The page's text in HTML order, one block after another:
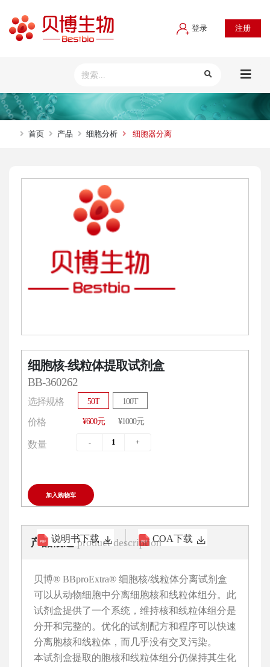
登录 注册
首页 产品 细胞分析 细胞器分离
细胞核-线粒体提取试剂盒
BB-360262
选择规格 50T 100T
价格 ¥600元 ¥1000元
数量
加入购物车
说明书下载 COA下载
产品概述 product description
贝博® BBproExtra® 细胞核/线粒体分离试剂盒
可以从动物细胞中分离细胞核和线粒体组分。此
试剂盒提供了一个系统，维持核和线粒体组分是
分开和完整的。优化的试剂配方和程序可以快速
分离胞核和线粒体，而几乎没有交叉污染。
本试剂盒提取的胞核和线粒体组分仍保持其生化